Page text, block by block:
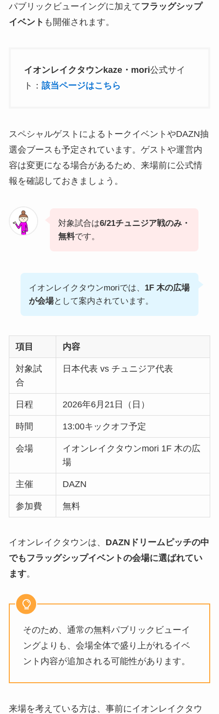
パブリックビューイングに加えて フラッグシップ
イベント も開催されます。
イオンレイクタウンkaze・mori公式サイ
ト： 該当ページはこちら
スペシャルゲストによるトークイベントやDAZN抽
選会ブースも予定されています。ゲストや運営内
容は変更になる場合があるため、来場前に公式情
報を確認しておきましょう。
対象試合は6/21チュニジア戦のみ・
無料です。
イオンレイクタウンmoriでは、 1F 木の広場
が会場として案内されています。
項目 内容
対象試
合
日本代表 vs チュニジア代表
日程 2026年6月21日（日）
時間 13:00キックオフ予定
会場
イオンレイクタウンmori 1F 木の広
場
主催 DAZN
参加費 無料
イオンレイクタウンは、 DAZNドリームピッチの中
でもフラッグシップイベントの会場に選ばれてい
ます。
そのため、通常の無料パブリックビューイ
ングよりも、会場全体で盛り上がれるイベ
ント内容が追加される可能性があります。
来場を考えている方は、事前にイオンレイクタウ